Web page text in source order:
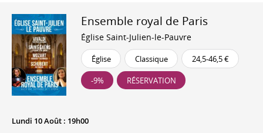
Ensemble royal de Paris
Église Saint-Julien-le-Pauvre
Église Classique 24,5-46,5 €
-9% RÉSERVATION
Lundi 10 Août : 19h00